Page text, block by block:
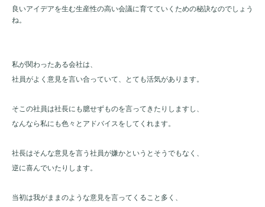
良いアイデアを生む生産性の高い会議に育てていくための秘訣なのでしょう
ね。
私が関わったある会社は、
社員がよく意見を言い合っていて、とても活気があります。
そこの社員は社長にも臆せずものを言ってきたりしますし、
なんなら私にも色々とアドバイスをしてくれます。
社長はそんな意見を言う社員が嫌かというとそうでもなく、
逆に喜んでいたりします。
当初は我がままのような意見を言ってくること多く、